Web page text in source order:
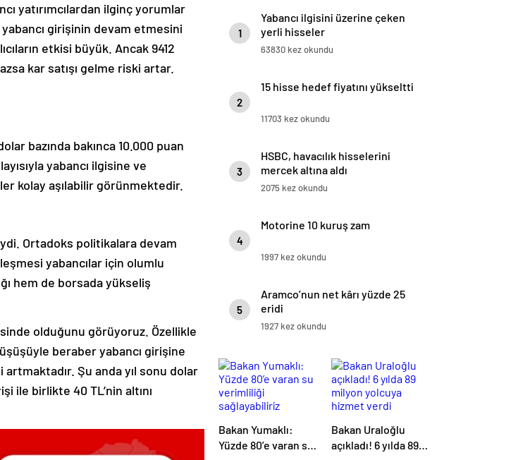
yatırımcılardan ilginç yorumlar
yabancı girişinin devam etmesini
etkisi büyük. Ancak 9412
kar satışı gelme riski artar.
bazında bakınca 10.000 puan
yabancı ilgisine ve
kolay aşılabilir görünmektedir.
Ortadoks politikalara devam
yabancılar için olumlu
hem de borsada yükseliş
olduğunu görüyoruz. Özellikle
beraber yabancı girişine
Şu anda yıl sonu dolar
ile birlikte 40 TL’nin altını
1
Yabancı ilgisini üzerine çeken
yerli hisseler
63830 kez okundu
2
15 hisse hedef fiyatını yükseltti
11703 kez okundu
3
HSBC, havacılık hisselerini
mercek altına aldı
2075 kez okundu
4
Motorine 10 kuruş zam
1997 kez okundu
5
Aramco’nun net kârı yüzde 25
eridi
1927 kez okundu
Bakan Yumaklı:
Yüzde 80’e varan su
Bakan Uraloğlu
açıkladı! 6 yılda 89